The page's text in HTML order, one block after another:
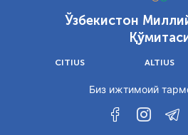
Ўзбекистон
CITIUS ALTIUS
Биз ижтимоий